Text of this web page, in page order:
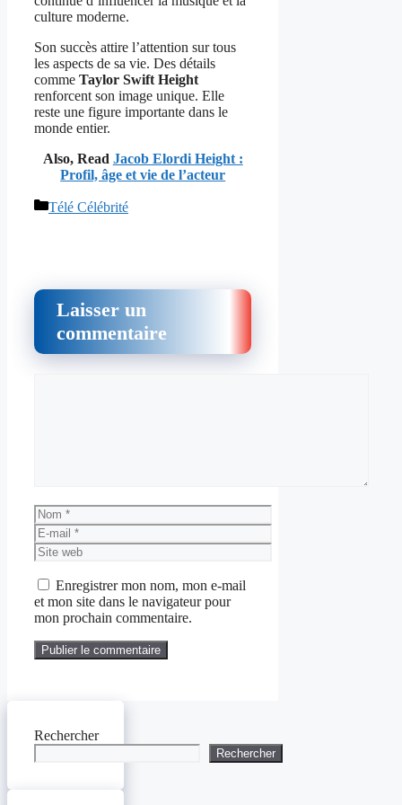
culture moderne.
Son succès attire l’attention sur tous
les aspects de sa vie. Des détails
comme Taylor Swift Height
renforcent son image unique. Elle
reste une figure importante dans le
monde entier.
Also, Read Jacob Elordi Height :
Profil, âge et vie de l’acteur
Catégories
Télé Célébrité
Laisser un
commentaire
Nom
E-
mail
Site
web
Enregistrer mon nom, mon e-mail
et mon site dans le navigateur pour
mon prochain commentaire.
Rechercher
Rechercher